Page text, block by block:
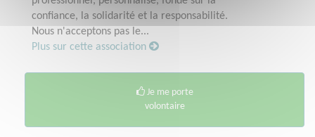
confiance, la solidarité et la responsabilité.
Nous n'acceptons pas le...
Plus sur cette association
Je me porte
volontaire